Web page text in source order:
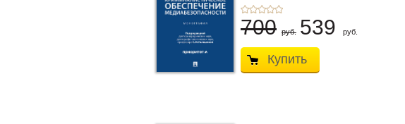
700 руб. 539 руб.
Купить